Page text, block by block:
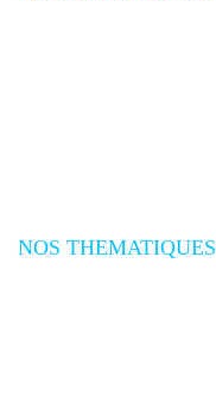
NOS THEMATIQUES